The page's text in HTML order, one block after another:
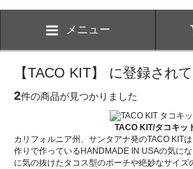
メニュー
【TACO KIT】 に登録され
2件の商品が見つかりました
TACO KIT/タコキッ
カリフォルニア州、サンタアナ発のTACO KIT
作りで作っているHANDMADE IN USAの気に
に気の抜けたタコス型のポーチや絶妙なサイズ